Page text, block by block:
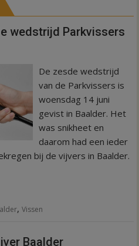
wedstrijd Parkvissers
De zesde wedstrijd
van de Parkvissers is
woensdag 14 juni
gevist in Baalder. Het
was snikheet en
daarom had een ieder
bij de vijvers in Baalder.
,Vissen
Baalder